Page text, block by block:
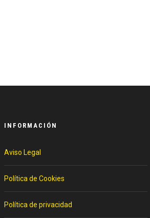
INFORMACIÓN
Aviso Legal
Política de Cookies
Política de privacidad